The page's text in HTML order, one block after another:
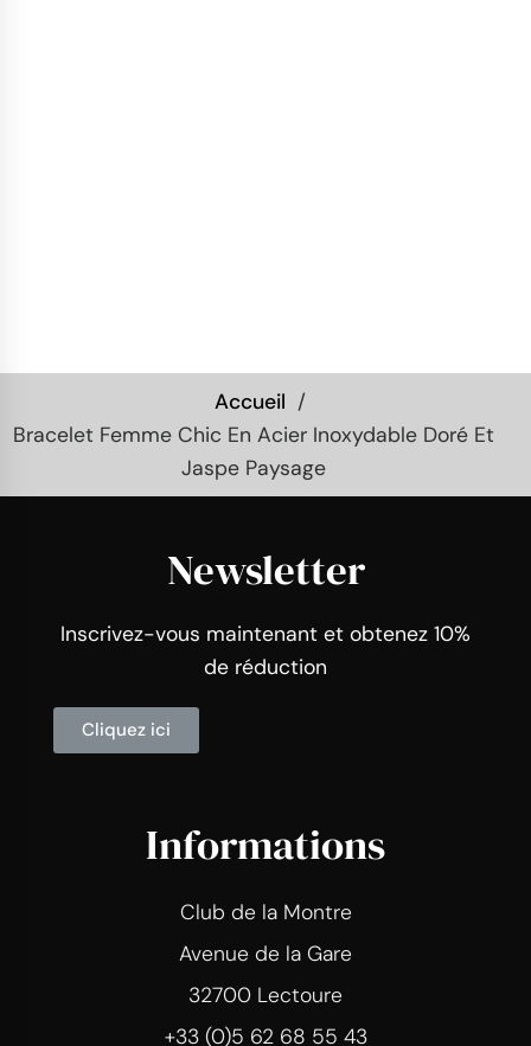
Accueil
Bracelet Femme Chic En Acier Inoxydable Doré Et
Jaspe Paysage
Newsletter
Inscrivez-vous maintenant et obtenez 10%
de réduction
Cliquez ici
Informations
Club de la Montre
Avenue de la Gare
32700 Lectoure
+33 (0)5 62 68 55 43